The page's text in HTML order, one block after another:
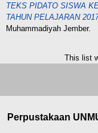
TEKS PIDATO SISWA
TAHUN PELAJARAN
Muhammadiyah Jember.
This list
Perpustakaan